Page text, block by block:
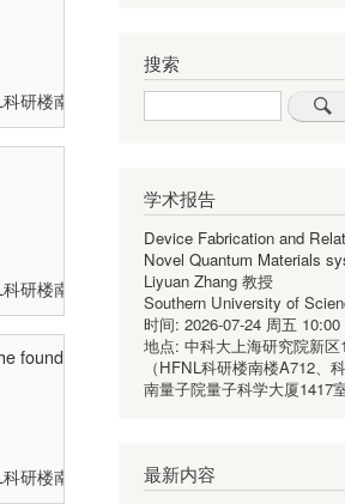
室同步视频）
研楼南楼A924、科大物质楼B1102、济南
室同步视频）
研楼南楼A712、科大物质楼B1102、济南
厦1417室同步视频）
foundations of quantum physics to
研楼南楼A712、科大物质楼B1102、济南
搜索
Search
学术报告
Device Fabrication and
Novel Quantum Materials
Liyuan Zhang 教授
Southern University of
时间: 2026-07-24 周五 10:00
地点: 中科大上海研究院新
（HFNL科研楼南楼A712、
南量子院量子科学大厦1417
最新内容